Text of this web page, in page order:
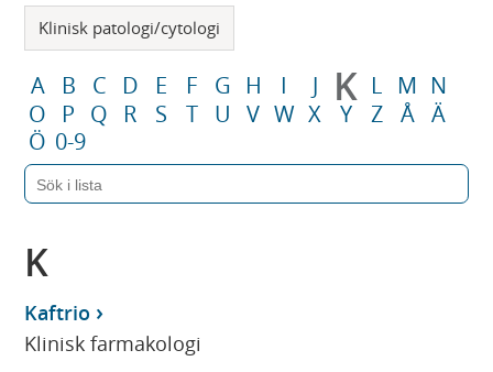
Klinisk patologi/cytologi
A B C D E F G H I J K L M N
O
P Q R S T U V W X Y Z Å Ä
Ö 0-9
K
Kaftrio
Klinisk farmakologi